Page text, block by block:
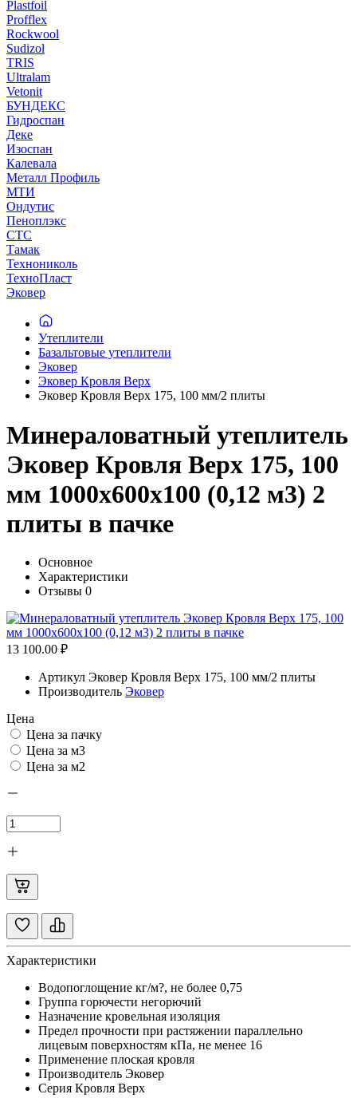
Plastfoil
Profflex
Rockwool
Sudizol
TRIS
Ultralam
Vetonit
БУНДЕКС
Гидроспан
Деке
Изоспан
Калевала
Металл Профиль
МТИ
Ондутис
Пеноплэкс
СТС
Тамак
Технониколь
ТехноПласт
Эковер
Утеплители
Базальтовые утеплители
Эковер
Эковер Кровля Верх
Эковер Кровля Верх 175, 100 мм/2 плиты
Минераловатный утеплитель
Эковер Кровля Верх 175, 100
мм 1000х600х100 (0,12 м3) 2
плиты в пачке
Основное
Характеристики
Отзывы 0
13 100.00 ₽
Артикул Эковер Кровля Верх 175, 100 мм/2 плиты
Производитель Эковер
Цена
Цена за пачку
Цена за м3
Цена за м2
Характеристики
Водопоглощение кг/м?, не более 0,75
Группа горючести негорючий
Назначение кровельная изоляция
Предел прочности при растяжении параллельно
лицевым поверхностям кПа, не менее 16
Применение плоская кровля
Производитель Эковер
Серия Кровля Верх